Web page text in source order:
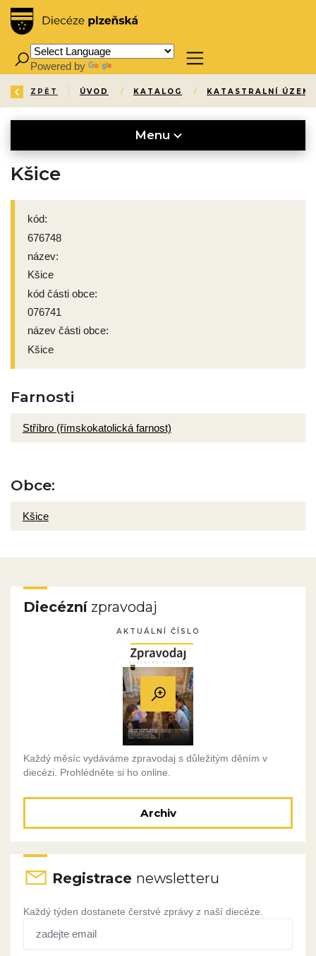
Powered by
ZPĚT ÚVOD / KATALOG / KATASTRALNÍ ÚZEMÍ
Menu
Kšice
kód:
676748
název:
Kšice
kód části obce:
076741
název části obce:
Kšice
Farnosti
Stříbro (římskokatolická farnost)
Obce:
Kšice
Diecéznízpravodaj
AKTUÁLNÍ ČÍSLO
Každý měsíc vydáváme zpravodaj s důležitým děním v
diecézi. Prohlédněte si ho online.
Archiv
Registrace newsletteru
Každý týden dostanete čerstvé zprávy z naší diecéze.